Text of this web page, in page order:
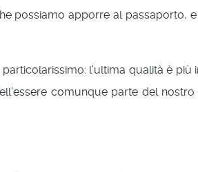
possiamo apporre al passaporto,
l’ultima qualità è più
comunque parte del